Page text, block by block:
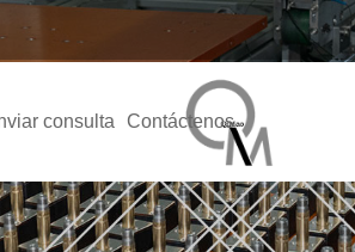
consulta Contáctenos